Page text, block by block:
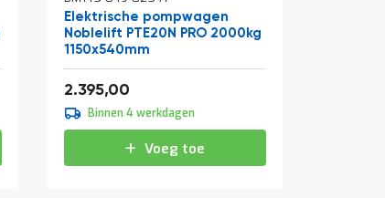
Elektrische pompwagen
Noblelift PTE20N PRO 2000kg
1150x540mm
2.395,00
Binnen 4 werkdagen
Voeg toe